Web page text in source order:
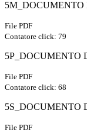
File PDF
Contatore click: 79
5P_DOCUMENTO
File PDF
Contatore click: 68
5S_DOCUMENTO
File PDF